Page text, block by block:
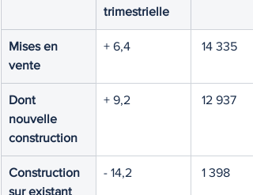
trimestrielle
Mises en
vente
+ 6,4 14 335
Dont
nouvelle
construction
+ 9,2 12 937
Construction
sur existant
- 14,2 1 398